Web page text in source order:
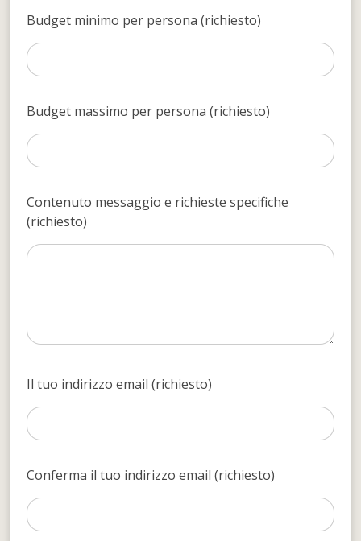
Budget minimo per persona (richiesto)
Budget massimo per persona (richiesto)
Contenuto messaggio e richieste specifiche
(richiesto)
Il tuo indirizzo email (richiesto)
Conferma il tuo indirizzo email (richiesto)